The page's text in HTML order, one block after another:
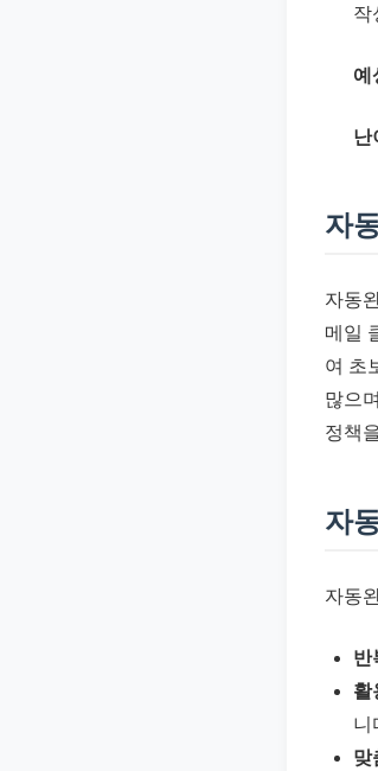
작
예
난
자
자동
메일
여 초
많으
정책
자
자동
반
활
니
맞